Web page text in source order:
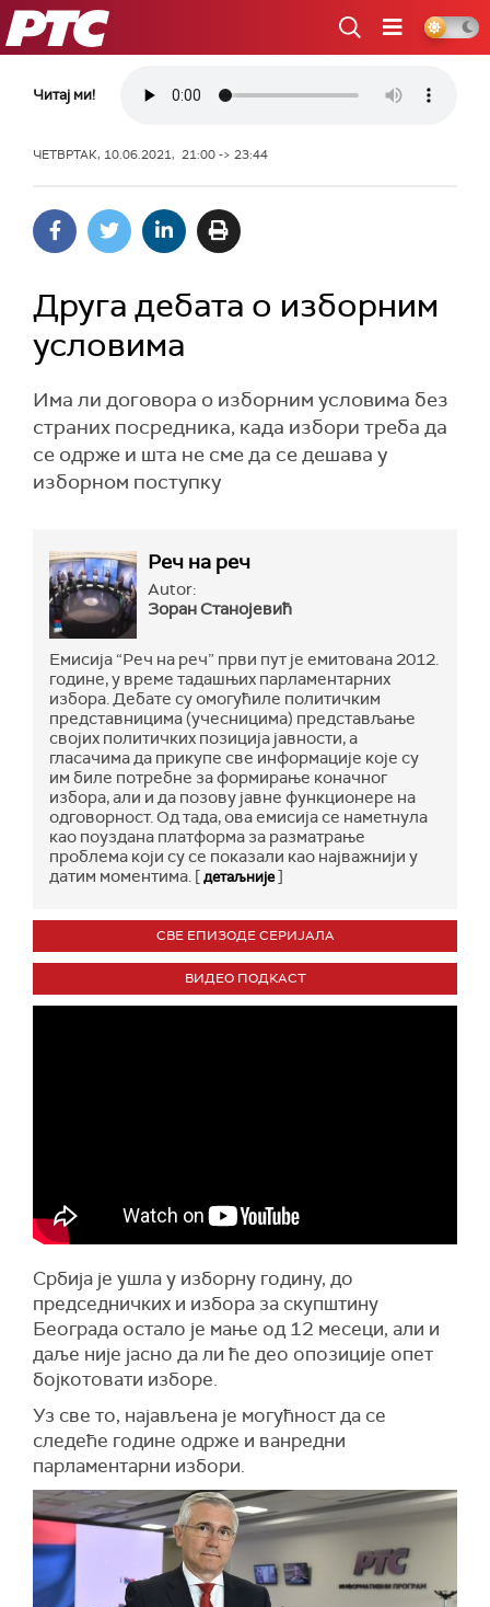
РТС
Читај ми!
ЧЕТВРТАК, 10.06.2021, 21:00 -> 23:44
Друга дебата о изборним
условима
Има ли договора о изборним условима без
страних посредника, када избори треба да
се одрже и шта не сме да се дешава у
изборном поступку
Реч на реч
Autor:
Зоран Станојевић
Емисија “Реч на реч” први пут је емитована 2012.
године, у време тадашњих парламентарних
избора. Дебате су омогућиле политичким
представницима (учесницима) представљање
својих политичких позиција јавности, а
гласачима да прикупе све информације које су
им биле потребне за формирање коначног
избора, али и да позову јавне функционере на
одговорност. Од тада, ова емисија се наметнула
као поуздана платформа за разматрање
проблема који су се показали као најважнији у
датим моментима. [детаљније]
СВЕ ЕПИЗОДЕ СЕРИЈАЛА
ВИДЕО ПОДКАСТ
Србија је ушла у изборну годину, до
председничких и избора за скупштину
Београда остало је мање од 12 месеци, али и
даље није јасно да ли ће део опозиције опет
бојкотовати изборе.
Уз све то, најављена је могућност да се
следеће године одрже и ванредни
парламентарни избори.